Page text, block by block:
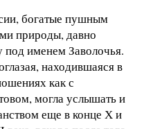
богатые пушным
природы, давно
именем Заволочья.
находившаяся в
как с
могла услышать и
еще в конце Х и